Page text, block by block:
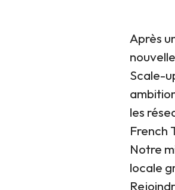
Après
Scale-
les
French
Notre
locale